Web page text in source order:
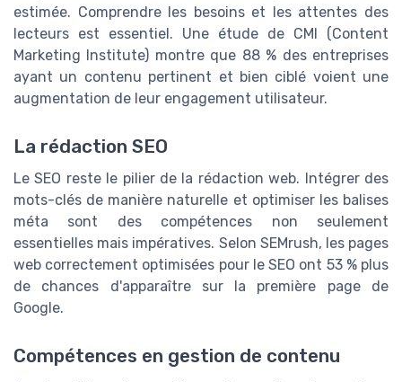
estimée. Comprendre les besoins et les attentes des
lecteurs est essentiel. Une étude de CMI (Content
Marketing Institute) montre que 88 % des entreprises
ayant un contenu pertinent et bien ciblé voient une
augmentation de leur engagement utilisateur.
La rédaction SEO
Le SEO reste le pilier de la rédaction web. Intégrer des
mots-clés de manière naturelle et optimiser les balises
méta sont des compétences non seulement
essentielles mais impératives. Selon SEMrush, les pages
web correctement optimisées pour le SEO ont 53 % plus
de chances d'apparaître sur la première page de
Google.
Compétences en gestion de contenu